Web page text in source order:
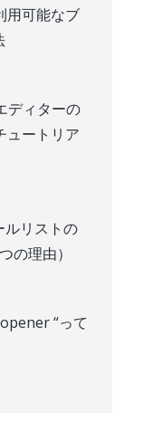
用可能なブ
ディターの
ートリア
ルリストの
の理由）
“って